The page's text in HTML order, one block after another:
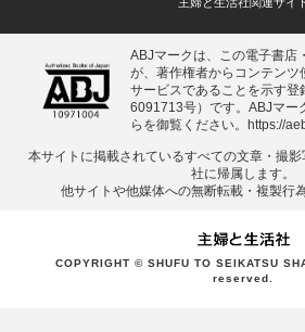
ABJマークは、この電子書店
が、著作権者からコンテン
サービスであることを示す登
6091713号）です。ABJマー
らを御覧ください。
https://
本サイトに掲載されているすべての⽂章・撮
社に帰属します。
他サイトや他媒体への無断転載・複製⾏
COPYRIGHT © SHUFU TO SEIKATSU
reserved.